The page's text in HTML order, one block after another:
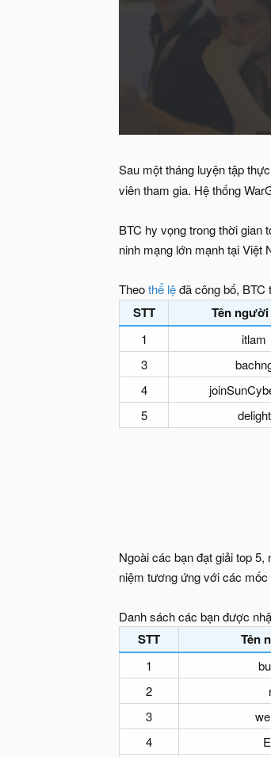
Sau một tháng luyện tập
viên tham gia. Hệ thống
BTC hy vọng trong thời gian
ninh mạng lớn mạnh tại Việt
Theothể lệđã công bố, BTC
STT Tên
1 itlam
3
4
5
delight
Ngoài các bạn đạt giải top
niệm tương ứng với các
Danh sách các bạn được
STT Tên
1
2
3
4